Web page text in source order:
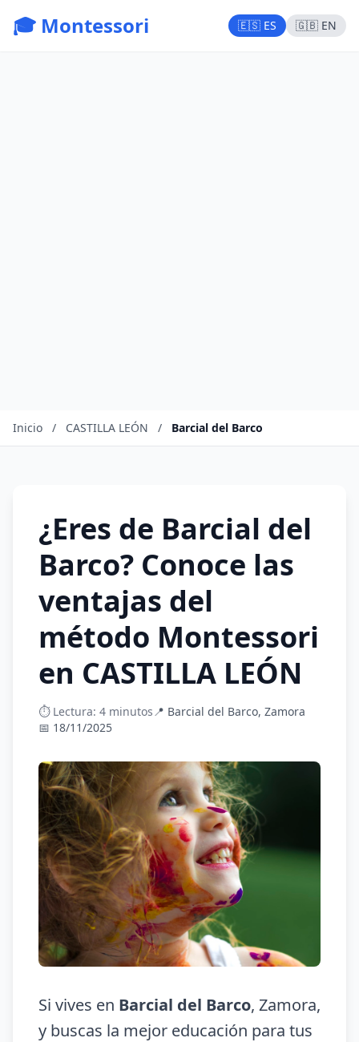
🎓 Montessori 🇪🇸 ES 🇬🇧 EN
Inicio / CASTILLA LEÓN / Barcial del Barco
¿Eres de Barcial del
Barco? Conoce las
ventajas del
método Montessori
en CASTILLA LEÓN
⏱️ Lectura: 4 minutos📍 Barcial del Barco, Zamora
📅 18/11/2025
Si vives en Barcial del Barco, Zamora,
y buscas la mejor educación para tus